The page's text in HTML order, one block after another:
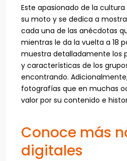
Este apasionado de la
su moto y se dedica a
cada una de las anécdotas
mientras le da la vuelta a 18
muestra detalladamente los
y características de los
encontrando.
fotografías que en muchas
valor por su contenido e
Conoce más
digitales